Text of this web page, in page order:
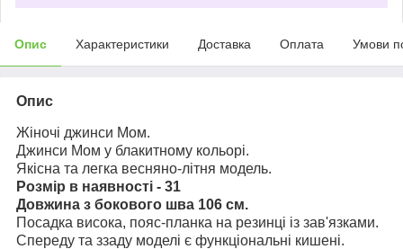
Опис Характеристики Доставка Оплата Умови
Опис
Жіночі джинси Мом.
Джинси Мом у блакитному кольорі.
Якісна та легка весняно-літня модель.
Розмір в наявності - 31
Довжина з бокового шва 106 см.
Посадка висока, пояс-планка на резинці із зав'язками.
Спереду та ззаду моделі є функціональні кишені.